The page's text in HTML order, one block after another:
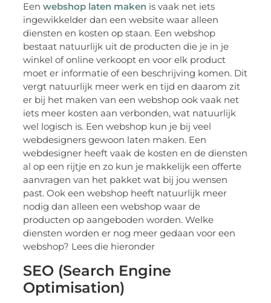
Eenwebshop laten maken is vaak net iets
ingewikkelder dan een website waar alleen
diensten en kosten op staan. Een webshop
bestaat natuurlijk uit de producten die je in je
winkel of online verkoopt en voor elk product
moet er informatie of een beschrijving komen. Dit
vergt natuurlijk meer werk en tijd en daarom zit
er bij het maken van een webshop ook vaak net
iets meer kosten aan verbonden, wat natuurlijk
wel logisch is. Een webshop kun je bij veel
webdesigners gewoon laten maken. Een
webdesigner heeft vaak de kosten en de diensten
al op een rijtje en zo kun je makkelijk een offerte
aanvragen van het pakket wat bij jou wensen
past. Ook een webshop heeft natuurlijk meer
nodig dan alleen een webshop waar de
producten op aangeboden worden. Welke
diensten worden er nog meer gedaan voor een
webshop? Lees die hieronder
SEO (Search Engine
Optimisation)